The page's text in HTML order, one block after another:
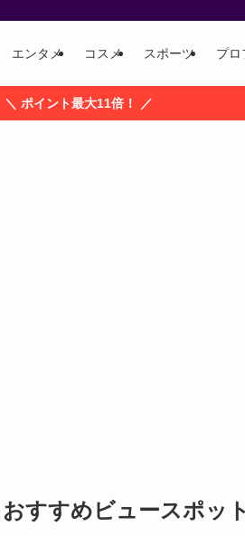
エンタメ コスメ スポーツ プロ
＼ ポイント最大11倍！ ／
すすめビュースポッ